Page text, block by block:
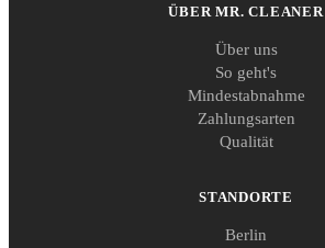
ÜBER MR. CLEANER
Über uns
So geht's
Mindestabnahme
Zahlungsarten
Qualität
STANDORTE
Berlin